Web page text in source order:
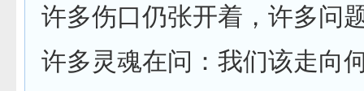
许多伤口仍张开着，许多问
许多灵魂在问：我们该走向